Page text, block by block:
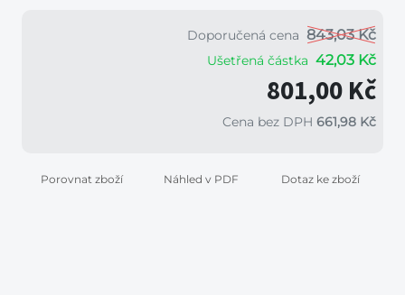
Doporučená cena 843,03 Kč
Ušetřená částka 42,03 Kč
801,00 Kč
Cena bez DPH 661,98 Kč
Porovnat zboží Náhled v PDF Dotaz ke zboží